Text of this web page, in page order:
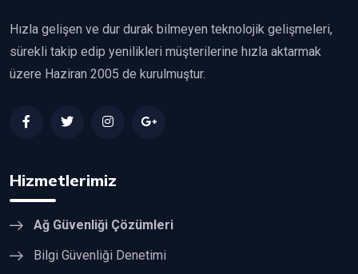
Hızla gelişen ve dur durak bilmeyen teknolojik gelişmeleri,
sürekli takip edip yenilikleri müşterilerine hızla aktarmak
üzere Haziran 2005 de kurulmuştur.
Hizmetlerimiz
Ağ Güvenliği Çözümleri
Bilgi Güvenliği Denetimi